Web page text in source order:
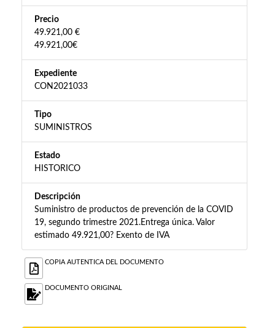
Precio
49.921,00 €
49.921,00€
Expediente
CON2021033
Tipo
SUMINISTROS
Estado
HISTORICO
Descripción
Suministro de productos de prevención de la COVID
19, segundo trimestre 2021.Entrega única. Valor
estimado 49.921,00? Exento de IVA
COPIA AUTENTICA DEL DOCUMENTO
DOCUMENTO ORIGINAL